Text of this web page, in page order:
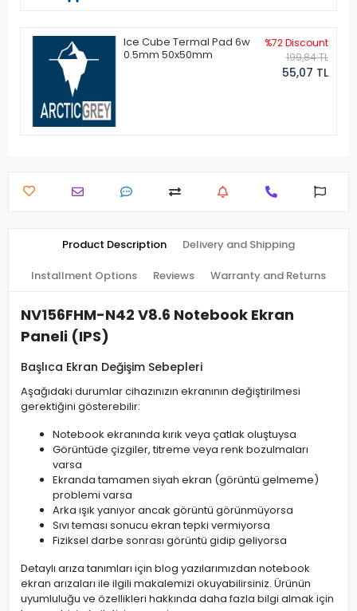
Ice Cube Termal Pad 6w
0.5mm 50x50mm
%72 Discount
199,84 TL
55,07 TL
Product Description Delivery and Shipping
Installment Options Reviews Warranty and Returns
NV156FHM-N42 V8.6 Notebook Ekran
Paneli (IPS)
Başlıca Ekran Değişim Sebepleri
Aşağıdaki durumlar cihazınızın ekranının değiştirilmesi
gerektiğini gösterebilir:
Notebook ekranında kırık veya çatlak oluştuysa
Görüntüde çizgiler, titreme veya renk bozulmaları
varsa
Ekranda tamamen siyah ekran (görüntü gelmeme)
problemi varsa
Arka ışık yanıyor ancak görüntü görünmüyorsa
Sıvı teması sonucu ekran tepki vermiyorsa
Fiziksel darbe sonrası görüntü gidip geliyorsa
Detaylı arıza tanımları için blog yazılarımızdan notebook
ekran arızaları ile ilgili makalemizi okuyabilirsiniz. Ürünün
uyumluluğu ve özellikleri hakkında daha fazla bilgi almak için